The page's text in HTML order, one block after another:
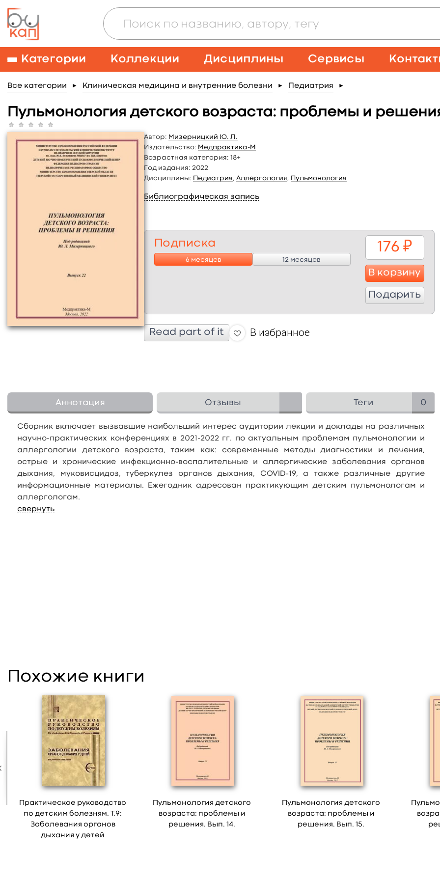
Категории Коллекции Дисциплины Сервисы
Все категории ► Клиническая медицина и внутренние болезни ► Педиатрия ►
Пульмонология детского возраста: проблемы и
Автор: Мизерницкий Ю. Л.
Издательство: Медпрактика-М
Возрастная категория: 18+
Год издания: 2022
Дисциплины: Педиатрия ,Аллергология Пульмонология
Библиографическая запись
Подписка
6 месяцев 12 месяцев
176 ₽
В корзину
Подарить
Read part of it В избранное
Аннотация Отзывы Теги 0
Сборник включает вызвавшие наибольший интерес аудитории лекции и доклады на различных
научно-практических конференциях в 2021-2022 гг. по актуальным проблемам пульмонологии и
аллергологии детского возраста, таким как: современные методы диагностики и лечения,
острые и хронические инфекционно-воспалительные и аллергические заболевания органов
дыхания, муковисцидоз, туберкулез органов дыхания, COVID-19, а также различные другие
информационные материалы. Ежегодник адресован практикующим детским пульмонологам и
аллергологам.
свернуть
Похожие книги
Практическое руководство
по детским болезням. Т.9:
Заболевания органов
дыхания у детей
Пульмонология детского
возраста: проблемы и
решения. Вып. 14.
Пульмонология детского
возраста: проблемы и
решения. Вып. 15.